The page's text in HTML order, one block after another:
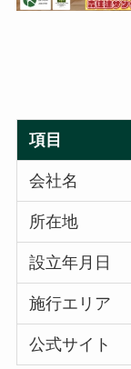
項目
会社名
所在地
設立年月日
施行エリア
公式サイト